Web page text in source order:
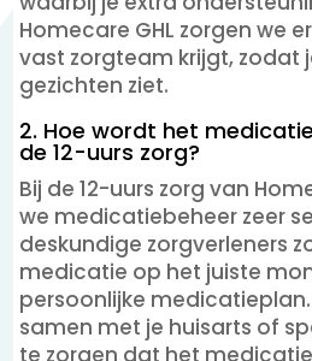
Homecare GHL zorgen we
vast zorgteam krijgt, zodat
gezichten ziet.
2. Hoe wordt het
de 12-uurs zorg?
Bij de 12-uurs zorg van
we medicatiebeheer zeer
deskundige zorgverleners
medicatie op het juiste
persoonlijke
samen met je huisarts of
te zorgen dat het